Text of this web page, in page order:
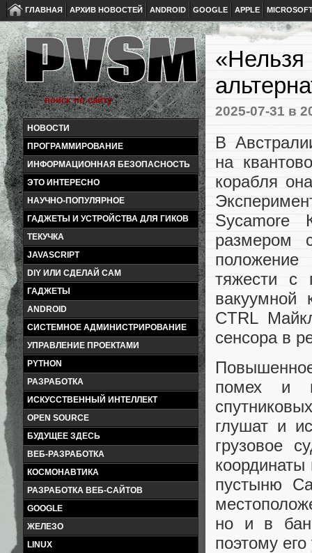
ГЛАВНАЯ АРХИВ НОВОСТЕЙ ANDROID GOOGLE APPLE
НОВОСТИ
ПРОГРАММИРОВАНИЕ
ИНФОРМАЦИОННАЯ БЕЗОПАСНОСТЬ
ЭТО ИНТЕРЕСНО
НАУЧНО-ПОПУЛЯРНОЕ
ГАДЖЕТЫ И УСТРОЙСТВА ДЛЯ ГИКОВ
ТЕКУЧКА
JAVASCRIPT
DIY ИЛИ СДЕЛАЙ САМ
ГАДЖЕТЫ
ANDROID
СИСТЕМНОЕ АДМИНИСТРИРОВАНИЕ
УПРАВЛЕНИЕ ПРОЕКТАМИ
PYTHON
РАЗРАБОТКА
ИСКУССТВЕННЫЙ ИНТЕЛЛЕКТ
OPEN SOURCE
БУДУЩЕЕ ЗДЕСЬ
ВЕБ-РАЗРАБОТКА
КОСМОНАВТИКА
РАЗРАБОТКА ВЕБ-САЙТОВ
GOOGLE
ЖЕЛЕЗО
LINUX
«Нельзя
2025-07-31 в
В
на
корабля
Sycamore
размером
тяжести с
вакуумной
CTRL
сенсора в
помех и
глушат и
грузовое
пустыню
но и в
поэтому